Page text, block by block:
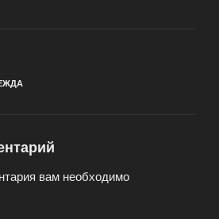
вам необходимо